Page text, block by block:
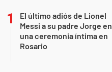
El último adiós de Lionel
Messi a su padre Jorge en
una ceremonia íntima en
Rosario